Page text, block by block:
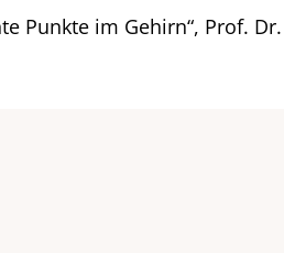
Punkte im Gehirn“, Prof.